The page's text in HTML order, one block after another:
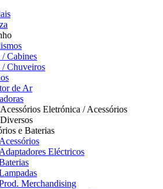
Cabines
/ Chuveiros
de Ar
Eletrónica / Acessórios
e Baterias
Acessórios
Adaptadores Eléctricos
Merchandising